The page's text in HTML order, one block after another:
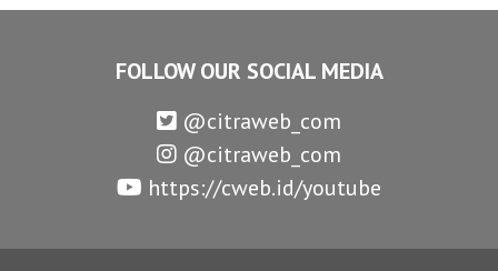
FOLLOW OUR SOCIAL MEDIA
@citraweb_com
@citraweb_com
https://cweb.id/youtube